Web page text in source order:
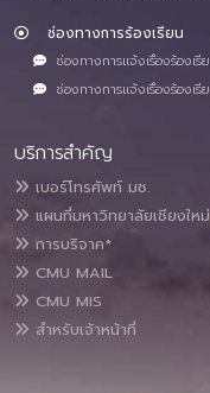
ช่องทางการร้องเรียน
ช่องทางการแจ้งเรื่องร้องเ
ช่องทางการแจ้งเรื่องร้องเ
บริการสำคัญ
เบอร์โทรศัพท์ มช.
แผนที่มหาวิทยาลัยเชียงใหม่
การบริจาค*
CMU MAIL
CMU MIS
สำหรับเจ้าหน้าที่